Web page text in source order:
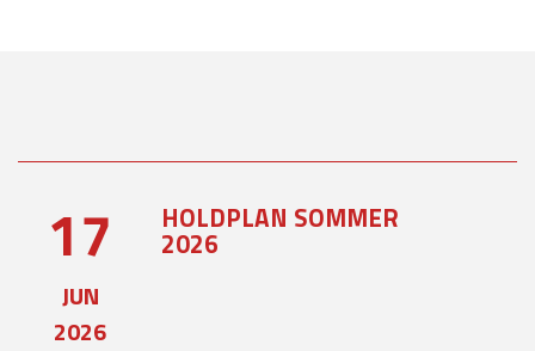
17
JUN
2026
HOLDPLAN SOMMER
2026